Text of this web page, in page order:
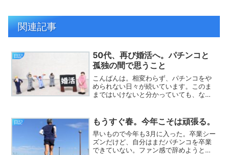
関連記事
日記
50代、再び婚活へ。パチンコと
孤独の間で思うこと
こんばんは。相変わらず、パチンコをや
められない日々が続いています。このま
まではいけないと分かっていても、なか
て、婚活を再開することにしました。5年
ほど前に登録していた結...
日記 もうすぐ春。今年こそは頑張る。
早いもので今年も3月に入った。卒業シー
ズンだけど、自分はまだパチンコを卒業
できていない。ファン感で辞めようと思